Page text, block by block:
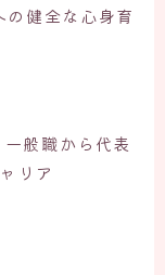
の健全な心身育
般職から代表
リア